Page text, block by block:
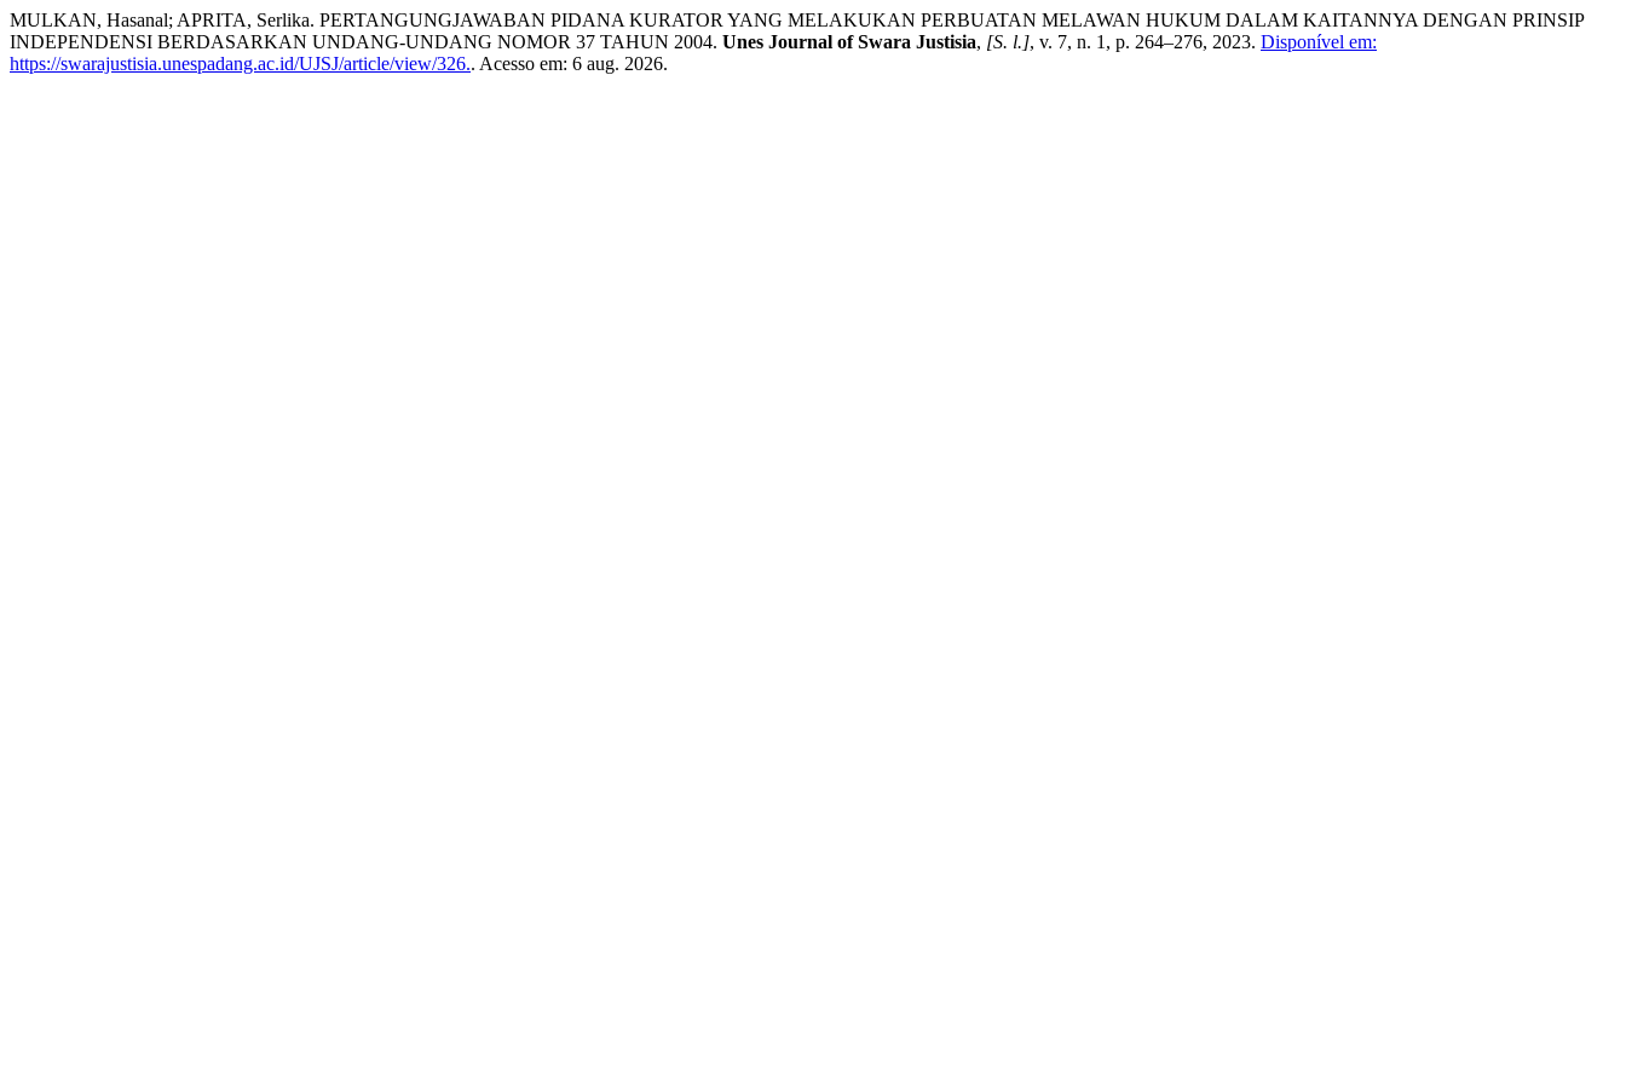
MULKAN, Hasanal; APRITA, Serlika. PERTANGUNGJAWABAN PIDANA KURATOR YANG MELAKUKAN PERBUATAN MELAWAN HUKUM DALAM KAITANNYA DENGAN PRINSIP
INDEPENDENSI BERDASARKAN UNDANG-UNDANG NOMOR 37 TAHUN 2004. Unes Journal of Swara Justisia, [S. l.], v. 7, n. 1, p. 264–276, 2023. Disponível em:
https://swarajustisia.unespadang.ac.id/UJSJ/article/view/326.. Acesso em: 6 aug. 2026.